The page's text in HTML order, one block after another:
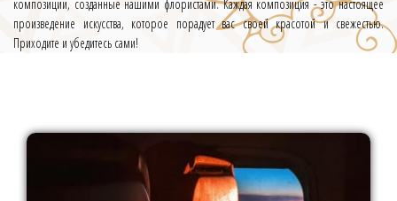
композиции, созданные нашими флористами. Каждая композиция - это настоящее
произведение искусства, которое порадует вас своей красотой и свежестью.
Приходите и убедитесь сами!